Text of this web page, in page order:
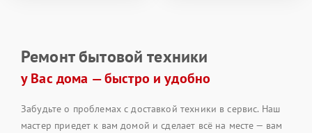
Ремонт бытовой техники
у Вас дома — быстро и удобно
Забудьте о проблемах с доставкой техники в сервис. Наш
мастер приедет к вам домой и сделает всё на месте — вам